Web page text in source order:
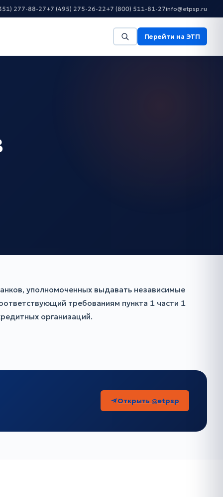
277-88-27+7 (495) 275-26-22+7 (800) 511-81-27info@etpsp.ru
Перейти на ЭТП
уполномоченных выдавать независимые
требованиям пункта 1 части 1
организаций.
Открыть @etpsp